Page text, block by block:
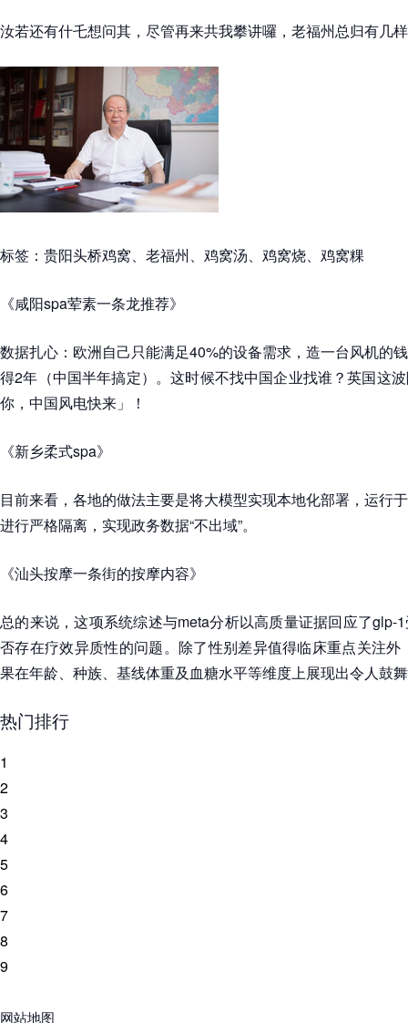
汝若还有什乇想问其，尽管再来共我攀讲囉，老福州总归有几
标签：贵阳头桥鸡窝、老福州、鸡窝汤、鸡窝烧、鸡窝粿
《咸阳spa荤素一条龙推荐》
数据扎心：欧洲自己只能满足40%的设备需求，造一台风机的
得2年（中国半年搞定）。这时候不找中国企业找谁？英国这
你，中国风电快来」！
《新乡柔式spa》
目前来看，各地的做法主要是将大模型实现本地化部署，运行
进行严格隔离，实现政务数据“不出域”。
《汕头按摩一条街的按摩内容》
总的来说，这项系统综述与meta分析以高质量证据回应了glp-
否存在疗效异质性的问题。除了性别差异值得临床重点关注
果在年龄、种族、基线体重及血糖水平等维度上展现出令人鼓
热门排行
1
2
3
4
5
6
7
8
9
网站地图